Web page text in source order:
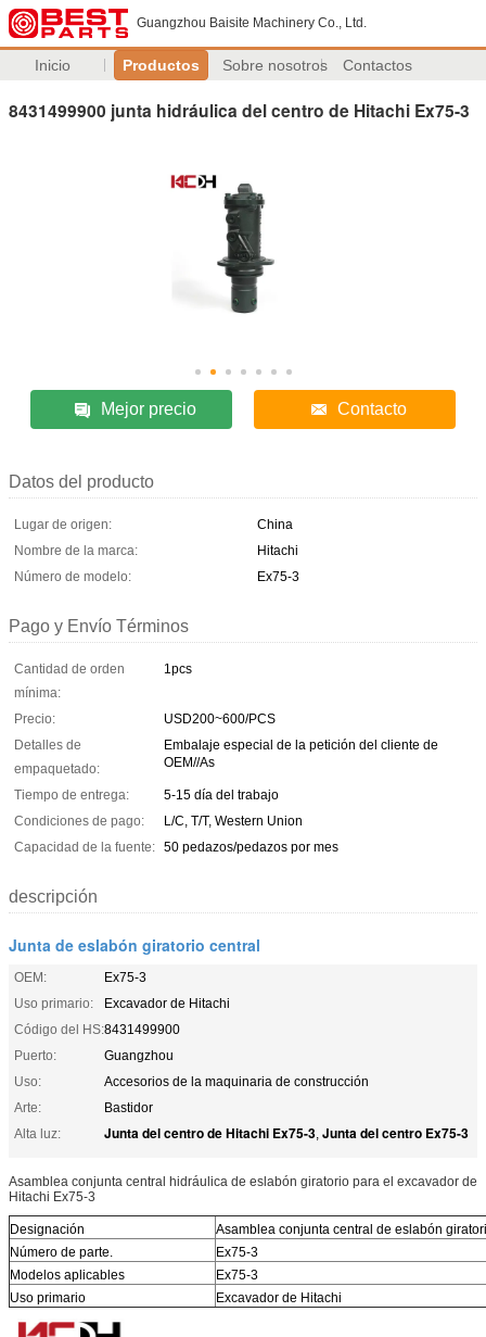
Guangzhou Baisite Machinery Co., Ltd.
Inicio Productos Sobre nosotros Contactos
8431499900 junta hidráulica del centro de Hitachi Ex75-3
Mejor precio Contacto
Datos del producto
Lugar de origen:
China
Nombre de la marca:
Hitachi
Número de modelo:
Ex75-3
Pago y Envío Términos
Cantidad de orden
mínima:
1pcs
Precio:
USD200~600/PCS
Detalles de
empaquetado:
Embalaje especial de la petición del cliente de
OEM//As
Tiempo de entrega:
5-15 día del trabajo
Condiciones de pago:
L/C, T/T, Western Union
Capacidad de la fuente: 50 pedazos/pedazos por mes
descripción
Junta de eslabón giratorio central
OEM:
Ex75-3
Uso primario:
Excavador de Hitachi
Código del HS:8431499900
Puerto:
Guangzhou
Uso:
Accesorios de la maquinaria de construcción
Arte:
Bastidor
Alta luz:
Junta del centro de Hitachi Ex75-3, Junta del centro Ex75-3
Asamblea conjunta central hidráulica de eslabón giratorio para el excavador de
Hitachi Ex75-3
Designación
Asamblea conjunta central de eslabón
Número de parte.
Ex75-3
Modelos aplicables
Ex75-3
Uso primario
Excavador de Hitachi